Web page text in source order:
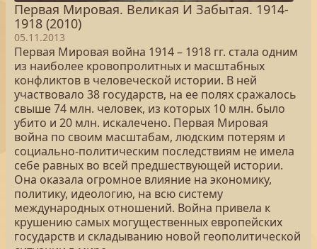
Первая Мировая. Великая И Забытая. 1914-
1918 (2010)
05.11.2013
Первая Мировая война 1914 – 1918 гг. стала одним
из наиболее кровопролитных и масштабных
конфликтов в человеческой истории. В ней
участвовало 38 государств, на ее полях сражалось
свыше 74 млн. человек, из которых 10 млн. было
убито и 20 млн. искалечено. Первая Мировая
война по своим масштабам, людским потерям и
социально-политическим последствиям не имела
себе равных во всей предшествующей истории.
Она оказала огромное влияние на экономику,
политику, идеологию, на всю систему
международных отношений. Война привела к
крушению самых могущественных европейских
государств и складыванию новой геополитической